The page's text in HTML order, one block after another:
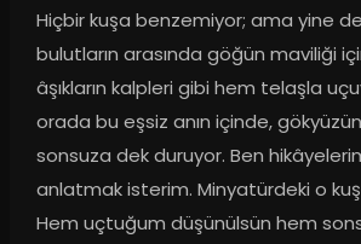
Hiçbir kuşa benzemiyor; ama yine
bulutların arasında göğün maviliği
âşıkların kalpleri gibi hem telaşla
orada bu eşsiz anın içinde,
sonsuza dek duruyor. Ben
anlatmak isterim. Minyatürdeki o
Hem uçtuğum düşünülsün hem